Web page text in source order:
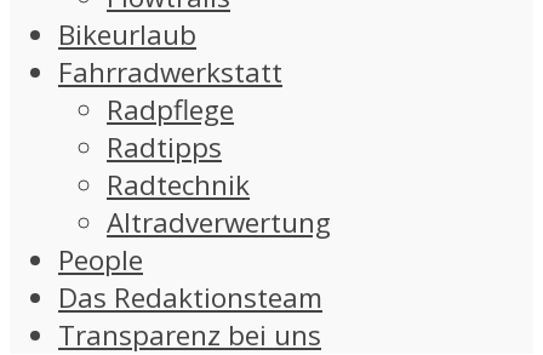
Bikeurlaub
Fahrradwerkstatt
Radpflege
Radtipps
Radtechnik
Altradverwertung
People
Das Redaktionsteam
Transparenz bei uns